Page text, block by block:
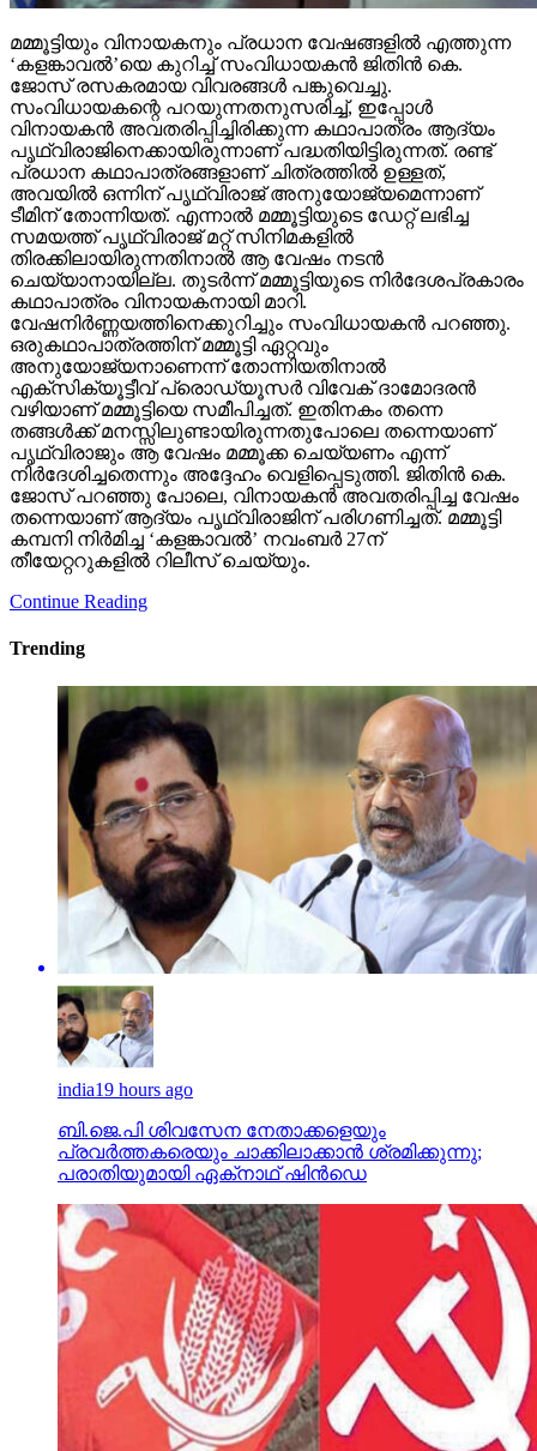
മമ്മൂട്ടിയും വിനായകനും പ്രധാന വേഷങ്ങളില്‍ എത്തുന്ന
‘കളങ്കാവല്‍’യെ കുറിച്ച് സംവിധായകന്‍ ജിതിന്‍ കെ.
ജോസ് രസകരമായ വിവരങ്ങള്‍ പങ്കുവെച്ചു.
സംവിധായകന്റെ പറയുന്നതനുസരിച്ച്, ഇപ്പോള്‍
വിനായകന്‍ അവതരിപ്പിച്ചിരിക്കുന്ന കഥാപാത്രം ആദ്യം
പൃഥ്വിരാജിനെക്കായിരുന്നാണ് പദ്ധതിയിട്ടിരുന്നത്. രണ്ട്
പ്രധാന കഥാപാത്രങ്ങളാണ് ചിത്രത്തില്‍ ഉള്ളത്,
അവയില്‍ ഒന്നിന് പൃഥ്വിരാജ് അനുയോജ്യമെന്നാണ്
ടീമിന് തോന്നിയത്. എന്നാല്‍ മമ്മൂട്ടിയുടെ ഡേറ്റ് ലഭിച്ച
സമയത്ത് പൃഥ്വിരാജ് മറ്റ് സിനിമകളില്‍
തിരക്കിലായിരുന്നതിനാല്‍ ആ വേഷം നടന്‍
ചെയ്യാനായില്ല. തുടര്‍ന്ന് മമ്മൂട്ടിയുടെ നിര്‍ദേശപ്രകാരം
കഥാപാത്രം വിനായകനായി മാറി.
വേഷനിര്‍ണ്ണയത്തിനെക്കുറിച്ചും സംവിധായകന്‍ പറഞ്ഞു.
ഒരുകഥാപാത്രത്തിന് മമ്മൂട്ടി ഏറ്റവും
അനുയോജ്യനാണെന്ന് തോന്നിയതിനാല്‍
എക്‌സിക്യൂട്ടീവ് പ്രൊഡ്യൂസര്‍ വിവേക് ദാമോദരന്‍
വഴിയാണ് മമ്മൂട്ടിയെ സമീപിച്ചത്. ഇതിനകം തന്നെ
തങ്ങള്‍ക്ക് മനസ്സിലുണ്ടായിരുന്നതുപോലെ തന്നെയാണ്
പൃഥ്വിരാജും ആ വേഷം മമ്മൂക്ക ചെയ്യണം എന്ന്
നിര്‍ദേശിച്ചതെന്നും അദ്ദേഹം വെളിപ്പെടുത്തി. ജിതിന്‍ കെ.
ജോസ് പറഞ്ഞു പോലെ, വിനായകന്‍ അവതരിപ്പിച്ച വേഷം
തന്നെയാണ് ആദ്യം പൃഥ്വിരാജിന് പരിഗണിച്ചത്. മമ്മൂട്ടി
കമ്പനി നിര്‍മിച്ച ‘കളങ്കാവല്‍’ നവംബര്‍ 27ന്
തീയേറ്ററുകളില്‍ റിലീസ് ചെയ്യും.
Continue Reading
Trending
india19 hours ago
ബി.ജെ.പി ശിവസേന നേതാക്കളെയും
പ്രവര്‍ത്തകരെയും ചാക്കിലാക്കാന്‍ ശ്രമിക്കുന്നു;
പരാതിയുമായി ഏക്‌നാഥ് ഷിന്‍ഡെ